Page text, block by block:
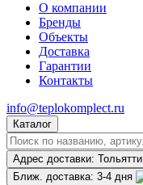
О компании
Бренды
Объекты
Доставка
Гарантии
Контакты
info@teplokomplect.ru
Каталог
Адрес доставки: Тольятти
Ближ. доставка: 3-4 дня